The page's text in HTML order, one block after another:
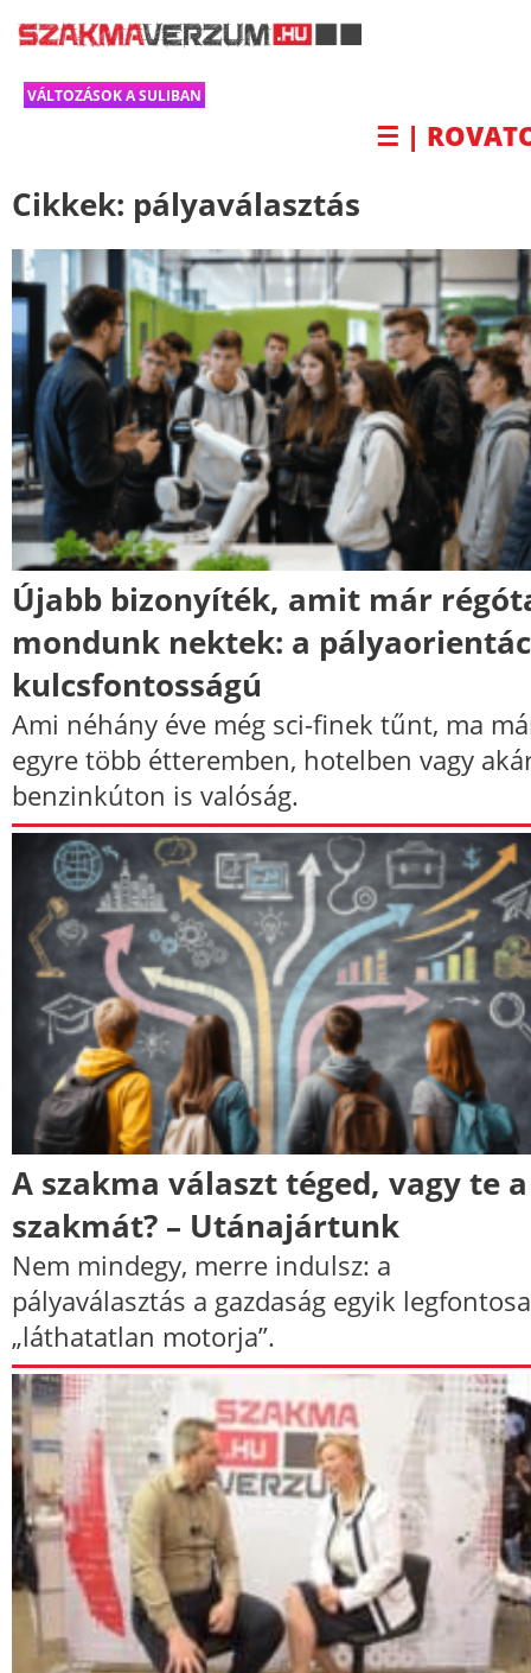
VÁLTOZÁSOK A SULIBAN
☰ |
Cikkek: pályaválasztás
Újabb bizonyíték, amit már
mondunk nektek: a
kulcsfontosságú
Ami néhány éve még sci-finek tűnt, ma
egyre több étteremben, hotelben vagy
benzinkúton is valóság.
A szakma választ téged, vagy te a
szakmát? – Utánajártunk
Nem mindegy, merre indulsz: a
pályaválasztás a gazdaság egyik
„láthatatlan motorja”.